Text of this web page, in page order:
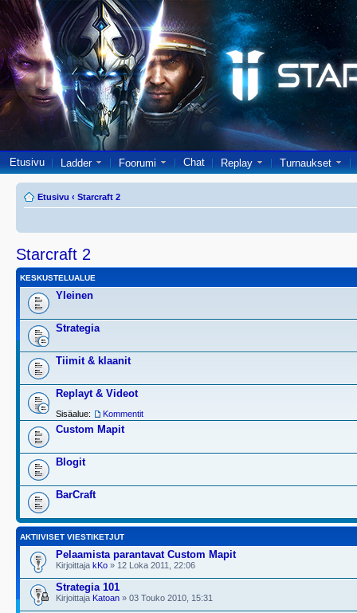
Etusivu Ladder Foorumi Chat Replay Turnaukset
Etusivu ‹ Starcraft 2
Starcraft 2
KESKUSTELUALUE
Yleinen
Strategia
Tiimit & klaanit
Replayt & Videot
Sisäalue: Kommentit
Custom Mapit
Blogit
BarCraft
AKTIIVISET VIESTIKETJUT
Pelaamista parantavat Custom Mapit
Kirjoittaja kKo » 12 Loka 2011, 22:06
Strategia 101
Kirjoittaja Katoan » 03 Touko 2010, 15:31